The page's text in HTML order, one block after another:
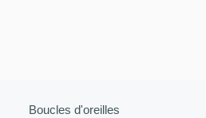
Boucles d'oreilles